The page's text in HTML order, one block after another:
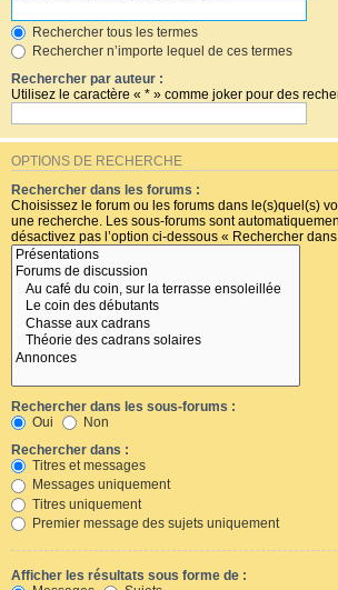
Rechercher tous les termes
Rechercher n’importe lequel de ces termes
Rechercher par auteur :
Utilisez le caractère « * » comme joker pour des
OPTIONS DE RECHERCHE
Rechercher dans les forums :
Choisissez le forum ou les forums dans le(s)quel(s)
une recherche. Les sous-forums sont
désactivez pas l’option ci-dessous « Rechercher
Rechercher dans les sous-forums :
Oui
Non
Rechercher dans :
Titres et messages
Messages uniquement
Titres uniquement
Premier message des sujets uniquement
Afficher les résultats sous forme de :